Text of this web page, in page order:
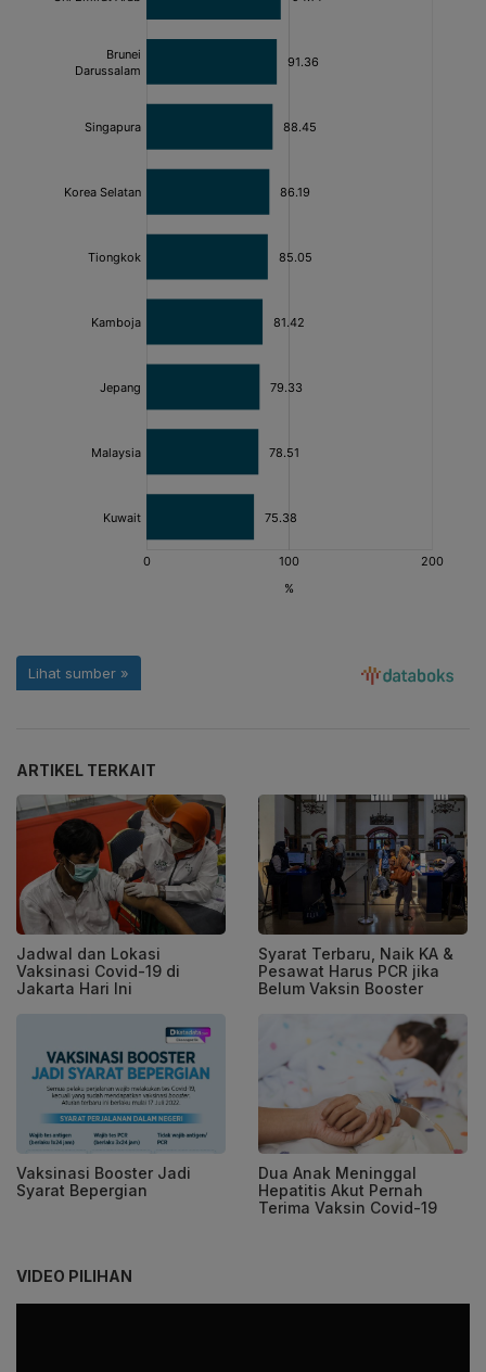
ARTIKEL TERKAIT
Jadwal dan Lokasi
Vaksinasi Covid-19 di
Jakarta Hari Ini
Syarat Terbaru, Naik KA &
Pesawat Harus PCR jika
Belum Vaksin Booster
Vaksinasi Booster Jadi
Syarat Bepergian
Dua Anak Meninggal
Hepatitis Akut Pernah
Terima Vaksin Covid-19
VIDEO PILIHAN